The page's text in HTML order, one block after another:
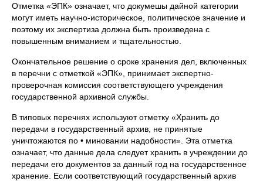
Отметка «ЭПК» означает, что докумешы дайной категории
могут иметь научно-историческое, политическое значение и
поэтому их экспертиза должна быть произведена с
повышенным вниманием и тщательностью.
Окончательное решение о сроке хранения дел, включенных
в перечни с отметкой «ЭПК», принимает экспертно-
проверочная комиссия соответствующего учреждения
государственной архивной службы.
В типовых перечнях используют отметку «Хранить до
передачи в государственный архив, не принятые
уничтожаются по • миновании надобности». Эта отметка
означает, что данные дела следует хранить в учреждении до
передачи его документов за данный год на государственное
хранение. Если соответствующий государственный архив